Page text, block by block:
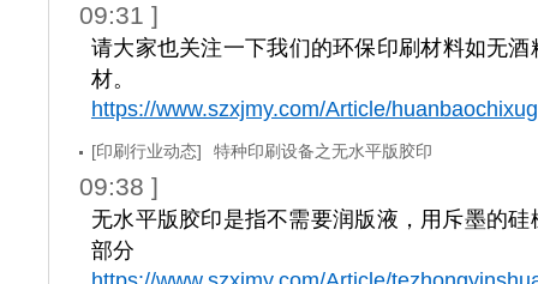
09:31 ]
请大家也关注一下我们的环保印刷材料如无
材。
https://www.szxjmy.com/Article/
[印刷行业动态] 特种印刷设备之无水平版胶印
09:38 ]
无水平版胶印是指不需要润版液，用斥墨的
部分